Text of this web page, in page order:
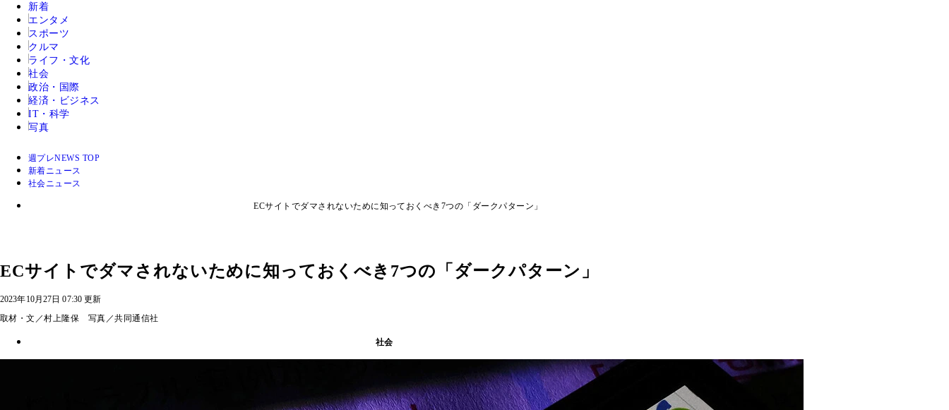
新着
エンタメ
スポーツ
クルマ
ライフ・文化
社会
政治・国際
経済・ビジネス
IT・科学
写真
週プレNEWS TOP
新着ニュース
社会ニュース
ECサイトでダマされないために知っておくべき7つの「ダークパターン」
ECサイトでダマされないために知っておくべき7つの「ダークパターン」
2023年10月27日 07:30 更新
取材・文／村上隆保 写真／共同通信社
社会